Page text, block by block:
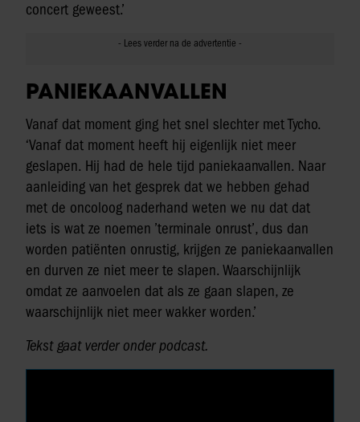
concert geweest.’
PANIEKAANVALLEN
Vanaf dat moment ging het snel slechter met Tycho.
‘Vanaf dat moment heeft hij eigenlijk niet meer
geslapen. Hij had de hele tijd paniekaanvallen. Naar
aanleiding van het gesprek dat we hebben gehad
met de oncoloog naderhand weten we nu dat dat
iets is wat ze noemen ’terminale onrust’, dus dan
worden patiënten onrustig, krijgen ze paniekaanvallen
en durven ze niet meer te slapen. Waarschijnlijk
omdat ze aanvoelen dat als ze gaan slapen, ze
waarschijnlijk niet meer wakker worden.’
Tekst gaat verder onder podcast.